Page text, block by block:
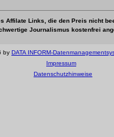
Affilate Links, die den Preis nicht
Journalismus kostenfrei
by DATA INFORM-
Impressum
Datenschutzhinweise